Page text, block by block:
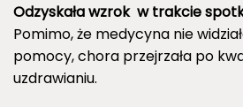
Odzyskała wzrok w trakcie
Pomimo, że medycyna nie
pomocy, chora przejrzała po
uzdrawianiu.